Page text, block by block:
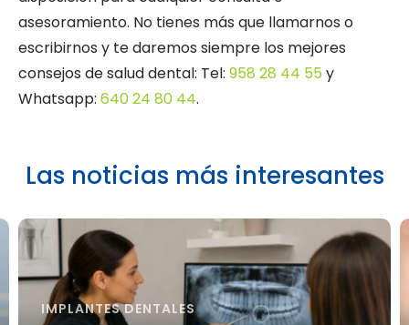
asesoramiento. No tienes más que llamarnos o
escribirnos y te daremos siempre los mejores
consejos de salud dental: Tel: 958 28 44 55 y
Whatsapp: 640 24 80 44.
Las noticias más interesantes
IMPLANTES DENTALES